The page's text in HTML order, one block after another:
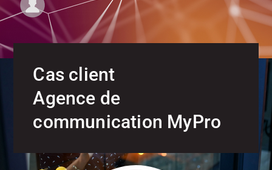
Cas client
Agence de
communication MyPro